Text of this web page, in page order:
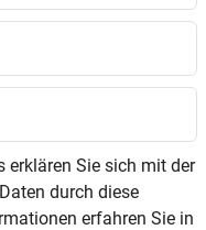
erklären Sie sich mit der
durch diese
erfahren Sie in